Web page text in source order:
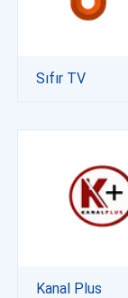
Sıfır TV
Kanal Plus